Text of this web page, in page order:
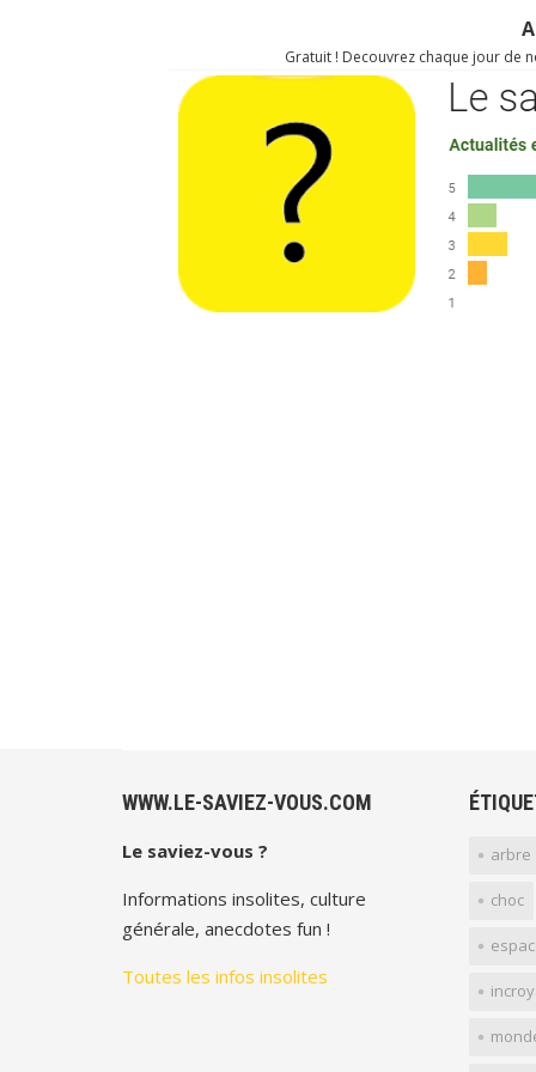
Gratuit ! Decouvrez chaque jour de
WWW.LE-SAVIEZ-VOUS.COM
Le saviez-vous ?
Informations insolites, culture
générale, anecdotes fun !
Toutes les infos insolites
arbre
choc